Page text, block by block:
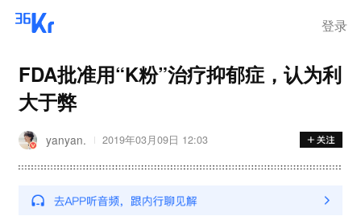
登录
FDA批准用“K粉”治疗抑郁症，认为利
大于弊
yanyan. 2019年03月09日 12:03